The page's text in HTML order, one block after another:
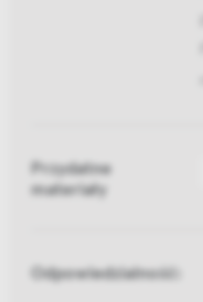
Przydatne
materiały
Odpowiedzialność: